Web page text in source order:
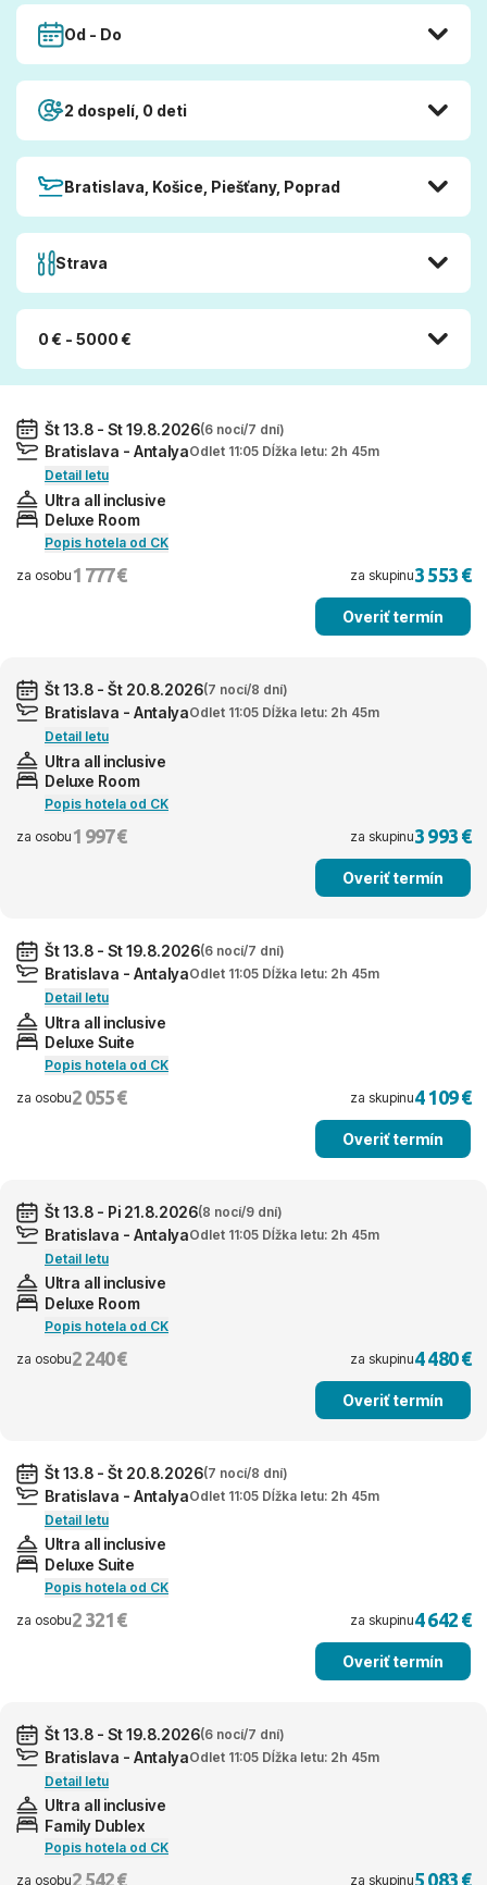
Od - Do
2 dospelí, 0 deti
Bratislava, Košice, Piešťany, Poprad
Strava
0 € - 5000 €
Št 13.8 - St 19.8.2026(6 nocí/7 dní)
Bratislava - AntalyaOdlet 11:05 Dĺžka letu: 2h 45m
Detail letu
Ultra all inclusive
Deluxe Room
Popis hotela od CK
za osobu 1 777 € za skupinu3 553 €
Overiť termín
Št 13.8 - Št 20.8.2026(7 nocí/8 dní)
Bratislava - AntalyaOdlet 11:05 Dĺžka letu: 2h 45m
Detail letu
Ultra all inclusive
Deluxe Room
Popis hotela od CK
za osobu 1 997 € za skupinu3 993 €
Overiť termín
Št 13.8 - St 19.8.2026(6 nocí/7 dní)
Bratislava - AntalyaOdlet 11:05 Dĺžka letu: 2h 45m
Detail letu
Ultra all inclusive
Deluxe Suite
Popis hotela od CK
za osobu2 055 € za skupinu4 109 €
Overiť termín
Št 13.8 - Pi 21.8.2026(8 nocí/9 dní)
Bratislava - AntalyaOdlet 11:05 Dĺžka letu: 2h 45m
Detail letu
Ultra all inclusive
Deluxe Room
Popis hotela od CK
za osobu2 240 € za skupinu4 480 €
Overiť termín
Št 13.8 - Št 20.8.2026(7 nocí/8 dní)
Bratislava - AntalyaOdlet 11:05 Dĺžka letu: 2h 45m
Detail letu
Ultra all inclusive
Deluxe Suite
Popis hotela od CK
za osobu2 321 € za skupinu4 642 €
Overiť termín
Št 13.8 - St 19.8.2026(6 nocí/7 dní)
Bratislava - AntalyaOdlet 11:05 Dĺžka letu: 2h 45m
Detail letu
Ultra all inclusive
Family Dublex
Popis hotela od CK
za osobu2 542 € za skupinu5 083 €